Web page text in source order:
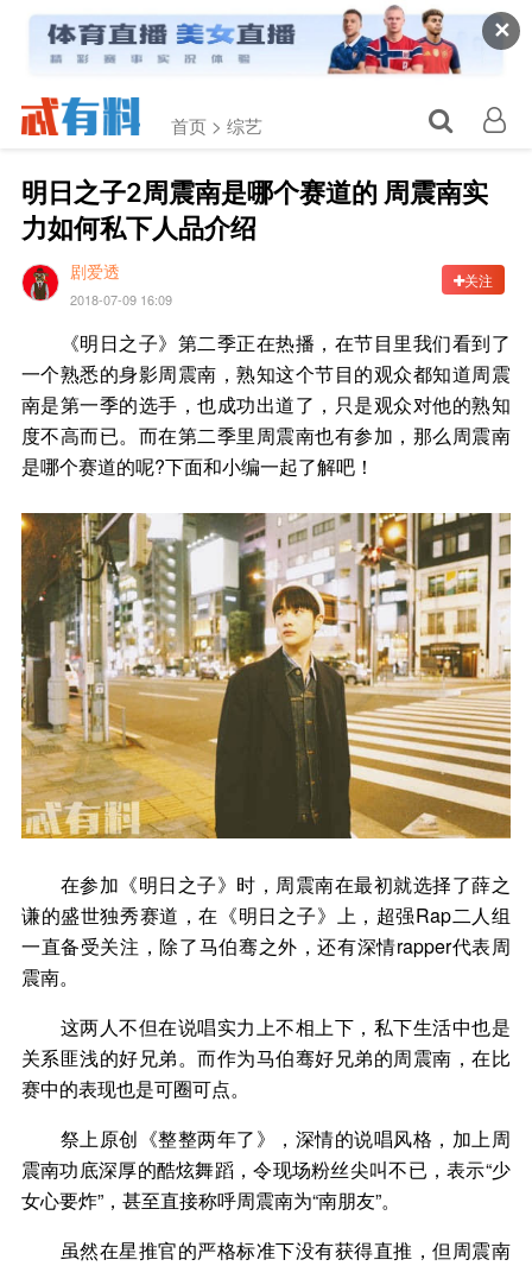
✕
首页 > 综艺
明日之子2周震南是哪个赛道的 周震南实
力如何私下人品介绍
剧爱透
2018-07-09 16:09
关注
《明日之子》第二季正在热播，在节目里我们看到了
一个熟悉的身影周震南，熟知这个节目的观众都知道周震
南是第一季的选手，也成功出道了，只是观众对他的熟知
度不高而已。而在第二季里周震南也有参加，那么周震南
是哪个赛道的呢?下面和小编一起了解吧！
在参加《明日之子》时，周震南在最初就选择了薛之
谦的盛世独秀赛道，在《明日之子》上，超强Rap二人组
一直备受关注，除了马伯骞之外，还有深情rapper代表周
震南。
这两人不但在说唱实力上不相上下，私下生活中也是
关系匪浅的好兄弟。而作为马伯骞好兄弟的周震南，在比
赛中的表现也是可圈可点。
祭上原创《整整两年了》，深情的说唱风格，加上周
震南功底深厚的酷炫舞蹈，令现场粉丝尖叫不已，表示“少
女心要炸”，甚至直接称呼周震南为“南朋友”。
虽然在星推官的严格标准下没有获得直推，但周震南